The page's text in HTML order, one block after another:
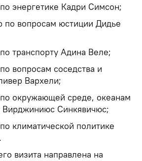
энергетике Кадри Симсон;
по вопросам юстиции Дидье
транспорту Адина Веле;
вопросам соседства и
Вархели;
окружающей среде, океанам
Вирджиниюс Синкявичюс;
климатической политике
визита направлена на